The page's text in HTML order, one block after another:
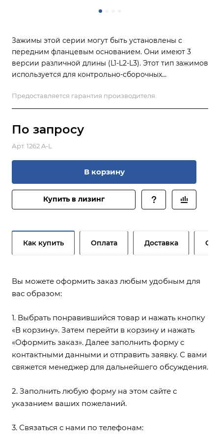
Зажимы этой серии могут быть установлены с
передним фланцевым основанием. Они имеют 3
версии различной длины (L1-L2-L3). Этот тип зажимов
используется для контрольно-сборочных
деревообработки. лаборатории, черный цвет может
быть изготовлен по запросу.
Предоставляется гарантия производителя.
По запросу
Арт. 1262 A-L
В корзину
Купить в лизинг
Как купить Оплата Доставка
Вы можете оформить заказ любым удобным для
вас образом:
1. Выбрать понравившийся товар и нажать кнопку
«В корзину». Затем перейти в корзину и нажать
«Оформить заказ». Далее заполнить форму с
контактными данными и отправить заявку. С вами
свяжется менеджер для дальнейшего обсуждения.
2. Заполнить любую форму на этом сайте с
указанием ваших пожеланий.
3. Связаться с нами по телефонам: